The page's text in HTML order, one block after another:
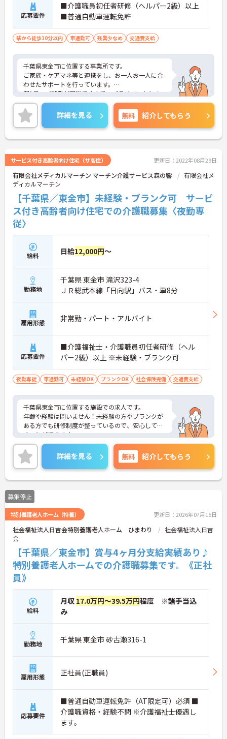
応募要件
■介護職員初任者研修（ヘルパー2級）以上
■普通自動車運転免許
駅から徒歩10分以内 車通勤可 残業少なめ 交通費支給
千葉県東金市に位置する事業所です。
ご家族・ケアマネ等と連携をし、お一人お一人に合
わせたサポートを行っています。
週1日～ご就業が可能ですので、プライベートとの
両立もしやすいです。
ご興味ある方には、面接のポイントなど、さらに詳
細をお話致しますのでお気軽にご相談ください。
詳細を見る 無料 紹介してもらう
サービス付き高齢者向け住宅（サ高住） 更新日：2022年08月29日
有限会社メディカルマーチン マーチン介護サービス森の響
有限会社メ
ディカルマーチン
【千葉県／東金市】未経験・ブランク可 サービ
ス付き高齢者向け住宅での介護職募集〈夜勤専
従〉
給料 日給12,000円～
勤務地
千葉県 東金市 滝沢323-4
ＪＲ総武本線「日向駅」バス・車8分
雇用形態 非常勤・パート・アルバイト
応募要件
■介護福祉士・介護職員初任者研修（ヘル
パー2級）以上 ※未経験・ブランク可
夜勤専従 車通勤可 未経験OK ブランクOK 社会保険完備 交通費支給
千葉県東金市に位置する施設での求人です。
年齢や経験は問いません！未経験の方やブランクが
ある方でも研修制度が整っているので、安心して働
くことができます。
ご興味ある方には、面接のポイントなど、さらに詳
細をお話致しますのでお気軽にご相談ください。
詳細を見る 無料 紹介してもらう
募集停止
特別養護老人ホーム（特養） 更新日：2026年07月15日
社会福祉法人日吉会特別養護老人ホーム ひまわり
社会福祉法人日吉
会
【千葉県／東金市】賞与4ヶ月分支給実績あり♪
特別養護老人ホームでの介護職募集です。《正社
員》
給料
月収 17.0万円～39.5万円程度 ※諸手当込
み
勤務地 千葉県 東金市 砂古瀬316-1
雇用形態 正社員(正職員)
応募要件
■普通自動車運転免許（AT限定可）必須 ■
介護職資格・経験不問 ※介護福祉士優遇し
ます。